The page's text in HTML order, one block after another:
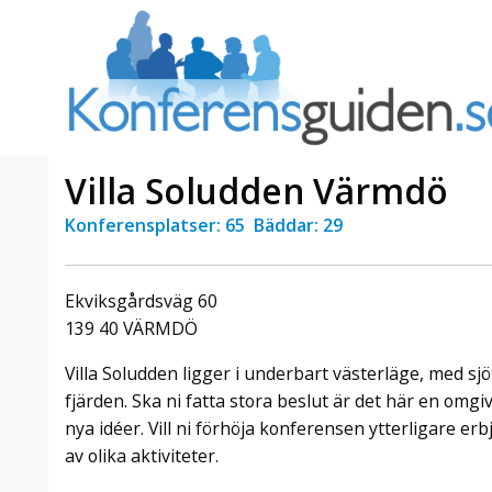
Villa Soludden Värmdö
Konferensplatser: 65 Bäddar: 29
Ekviksgårdsväg 60
139 40 VÄRMDÖ
Villa Soludden ligger i underbart västerläge, med
fjärden. Ska ni fatta stora beslut är det här en
nya idéer. Vill ni förhöja konferensen ytterligare
av olika aktiviteter.
av att
här är
Erbjudande från Sheraton
Julerbjudande
Välkommen att fira in julen
november och 19 december
förvandlar vi våra lokaler till en
stämningsfull mötesplats där
hantverk, tradi ...